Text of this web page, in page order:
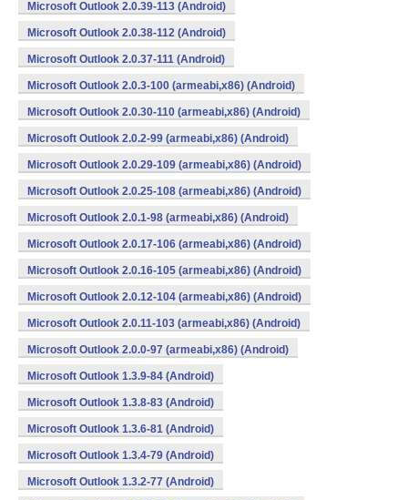
Microsoft Outlook 2.0.39-113 (Android)
Microsoft Outlook 2.0.38-112 (Android)
Microsoft Outlook 2.0.37-111 (Android)
Microsoft Outlook 2.0.3-100 (armeabi,x86) (Android)
Microsoft Outlook 2.0.30-110 (armeabi,x86) (Android)
Microsoft Outlook 2.0.2-99 (armeabi,x86) (Android)
Microsoft Outlook 2.0.29-109 (armeabi,x86) (Android)
Microsoft Outlook 2.0.25-108 (armeabi,x86) (Android)
Microsoft Outlook 2.0.1-98 (armeabi,x86) (Android)
Microsoft Outlook 2.0.17-106 (armeabi,x86) (Android)
Microsoft Outlook 2.0.16-105 (armeabi,x86) (Android)
Microsoft Outlook 2.0.12-104 (armeabi,x86) (Android)
Microsoft Outlook 2.0.11-103 (armeabi,x86) (Android)
Microsoft Outlook 2.0.0-97 (armeabi,x86) (Android)
Microsoft Outlook 1.3.9-84 (Android)
Microsoft Outlook 1.3.8-83 (Android)
Microsoft Outlook 1.3.6-81 (Android)
Microsoft Outlook 1.3.4-79 (Android)
Microsoft Outlook 1.3.2-77 (Android)